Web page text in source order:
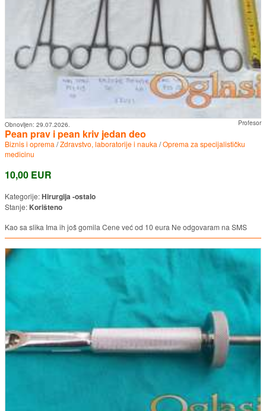
Profesor
Obnovljen: 29.07.2026.
Pean prav i pean kriv jedan deo
Biznis i oprema /Zdravstvo, laboratorije i nauka /Oprema za specijalističku
medicinu
10,00 EUR
Kategorije:Hirurgija -ostalo
Stanje: Korišteno
Kao sa slika Ima ih još gomila Cene već od 10 eura Ne odgovaram na SMS